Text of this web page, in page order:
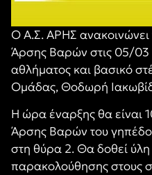
Ο Α.Σ. ΑΡΗΣ ανακοινώνει
Άρσης Βαρών στις 05/03
αθλήματος και βασικό
Ομάδας, Θοδωρή
Η ώρα έναρξης θα είναι
Άρσης Βαρών του
στη θύρα 2. Θα δοθεί
παρακολούθησης στους